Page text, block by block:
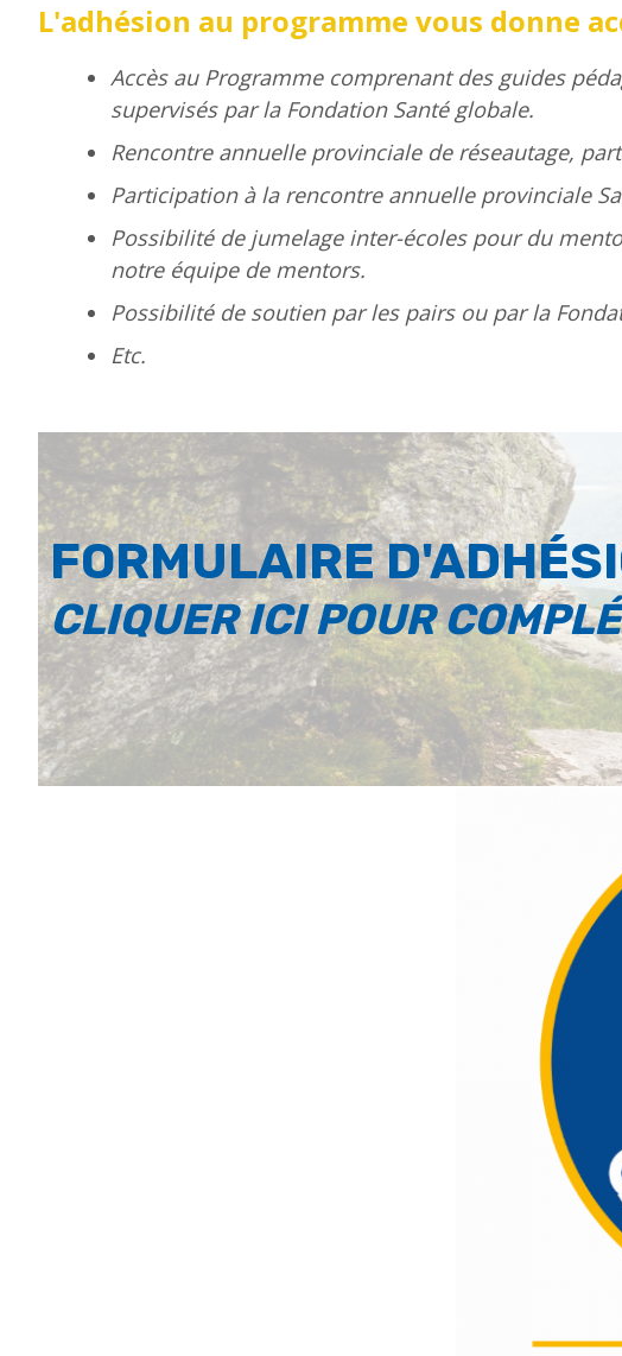
L'adhésion au programme vous donne
Accès au Programme comprenant des guides
supervisés par la Fondation Santé globale.
Rencontre annuelle provinciale de réseautage,
Participation à la rencontre annuelle provinciale
Possibilité de jumelage inter-écoles pour du
notre équipe de mentors.
Possibilité de soutien par les pairs ou par la
Etc.
FORMULAIRE
CLIQUER ICI POUR